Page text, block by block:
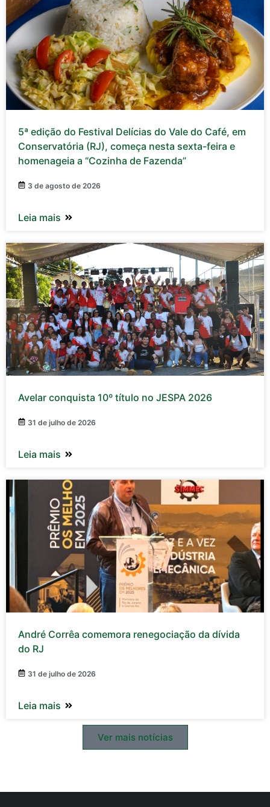
5ª edição do Festival Delícias do Vale do Café, em
Conservatória (RJ), começa nesta sexta-feira e
homenageia a “Cozinha de Fazenda”
3 de agosto de 2026
Leia mais
Avelar conquista 10º título no JESPA 2026
31 de julho de 2026
Leia mais
André Corrêa comemora renegociação da dívida
do RJ
31 de julho de 2026
Leia mais
Ver mais notícias